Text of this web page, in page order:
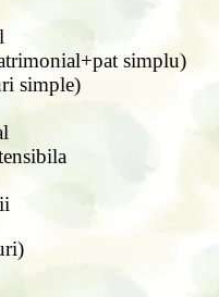
simplu)
simple)